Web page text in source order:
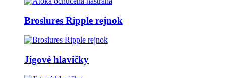
Broslures Ripple rejnok
Jigové hlavičky